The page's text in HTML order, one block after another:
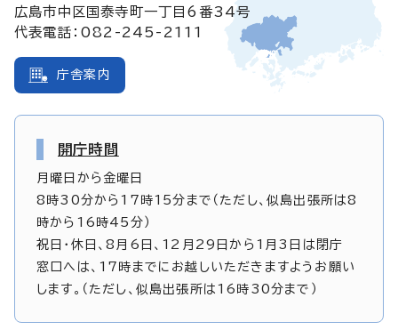
広島市中区国泰寺町一丁目6番34号
代表電話：082-245-2111
庁舎案内
開庁時間
月曜日から金曜日
8時30分から17時15分まで（ただし、似島出張所は8
時から16時45分）
祝日・休日、8月6日、12月29日から1月3日は閉庁
窓口へは、17時までにお越しいただきますようお願い
します。（ただし、似島出張所は16時30分まで）